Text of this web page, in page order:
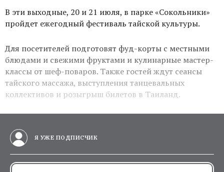
В эти выходные, 20 и 21 июля, в парке «Сокольники»
пройдет ежегодный фестиваль тайской культуры.
Для посетителей подготовят фуд-корты с местными
блюдами и свежими фруктами и кулинарные мастер-
классы от шеф-поваров. Также гостей ждут сеансы
тайского массажа, выступления танцевальных
коллективов и розыгрыш билетов в Таиланд.
Я УЖЕ ПОДПИСЧИК